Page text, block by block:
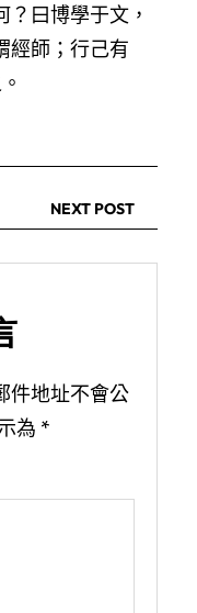
曰博學于文，
經師；行己有
NEXT POST
件地址不會公
為 *